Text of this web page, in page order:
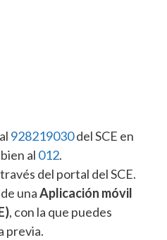
al 928219030del SCE en
al 012.
través del portal del SCE.
unaAplicación móvil
, con la que puedes
previa.